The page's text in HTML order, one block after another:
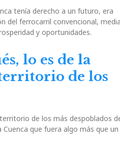
tenía derecho a un futuro, era
del ferrocarril convencional,
y oportunidades.
lo es de la
de los
de los más despoblados
que fuera algo más que